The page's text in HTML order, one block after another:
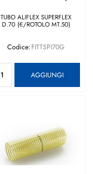
TUBO ALIFLEX SUPERFLEX
D.70 (€/ROTOLO MT.50)
Codice: FITTSPI70G
AGGIUNGI